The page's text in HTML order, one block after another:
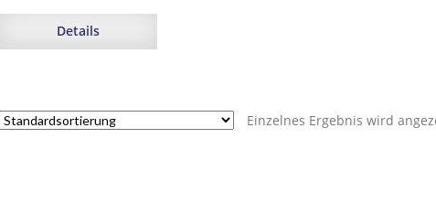
Details
Einzelnes Ergebnis wird